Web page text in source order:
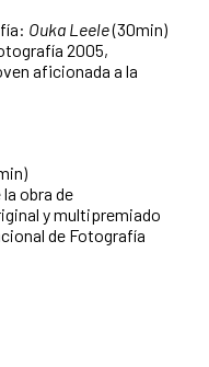
Ouka Leele(30min)
2005,
aficionada a la
obra de
y multipremiado
de Fotografía